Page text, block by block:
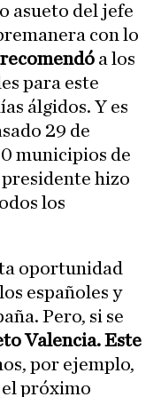
asueto del jefe
con lo
recomendó a los
para este
álgidos. Y es
29 de
municipios de
presidente hizo
los
oportunidad
españoles y
Pero, si se
Valencia. Este
por ejemplo,
el próximo